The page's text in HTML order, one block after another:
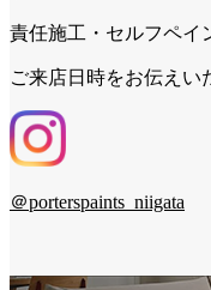
責任施工・セルフペイ
ご来店日時をお伝えい
＠porterspaints_niigata